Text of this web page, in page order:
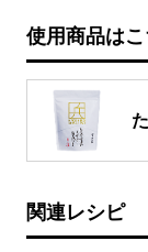
使用商品はこ
関連レシピ